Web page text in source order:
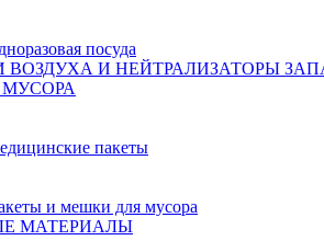
посуда
ВОЗДУХА И НЕЙТРАЛИЗАТОРЫ
пакеты
и мешки для мусора
МАТЕРИАЛЫ